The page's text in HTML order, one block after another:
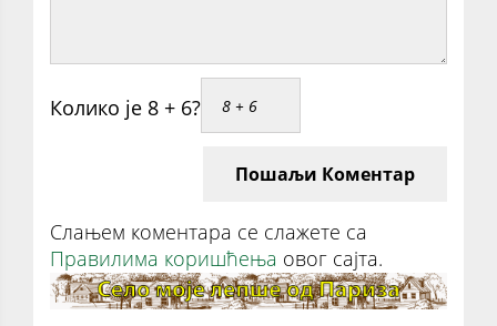
Колико је 8 + 6?
Пошаљи Коментар
Слањем коментара се слажете са
Правилима коришћења овог сајта.